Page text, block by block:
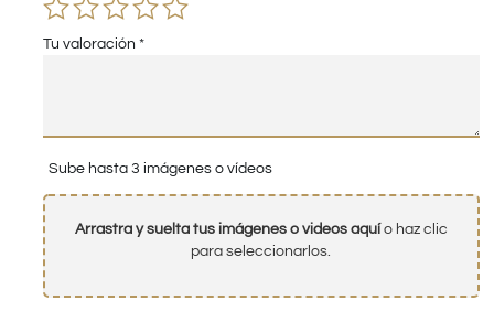
Tu valoración *
Sube hasta 3 imágenes o vídeos
Arrastra y suelta tus imágenes o videos aquío haz clic
para seleccionarlos.